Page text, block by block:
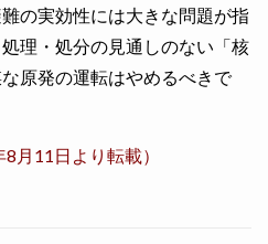
の実効性には大きな問題が指
理・処分の見通しのない「核
原発の運転はやめるべきで
月11日より転載）